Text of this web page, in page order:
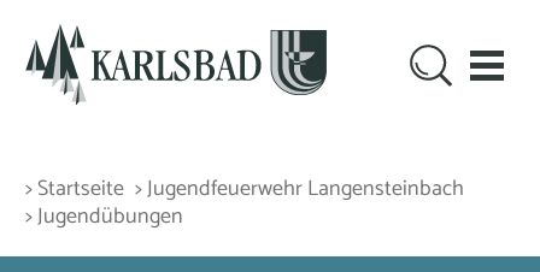
> Startseite > Jugendfeuerwehr Langensteinbach
> Jugendübungen